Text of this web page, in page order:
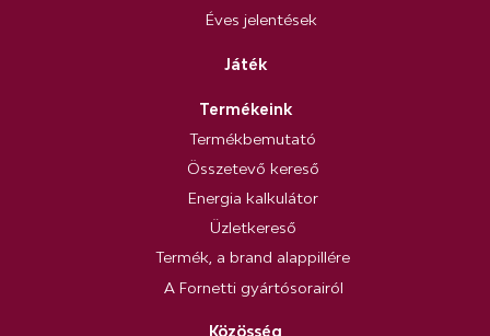
Éves jelentések
Játék
Termékeink
Termékbemutató
Összetevő kereső
Energia kalkulátor
Üzletkereső
Termék, a brand alappillére
A Fornetti gyártósorairól
Közösség